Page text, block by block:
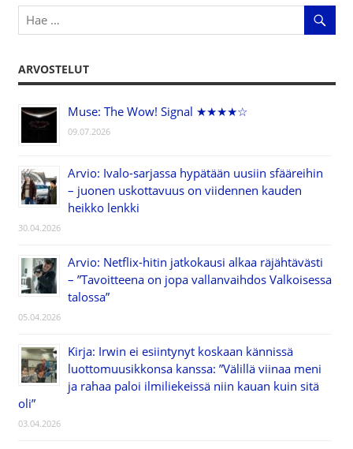
ARVOSTELUT
Muse: The Wow! Signal ★★★★☆
09.07.2026
Arvio: Ivalo-sarjassa hypätään uusiin sfääreihin
– juonen uskottavuus on viidennen kauden
heikko lenkki
30.04.2026
Arvio: Netflix-hitin jatkokausi alkaa räjähtävästi
– ”Tavoitteena on jopa vallanvaihdos Valkoisessa
talossa”
05.04.2026
Kirja: Irwin ei esiintynyt koskaan kännissä
luottomuusikkonsa kanssa: ”Välillä viinaa meni
ja rahaa paloi ilmiliekeissä niin kauan kuin sitä
oli”
03.04.2026